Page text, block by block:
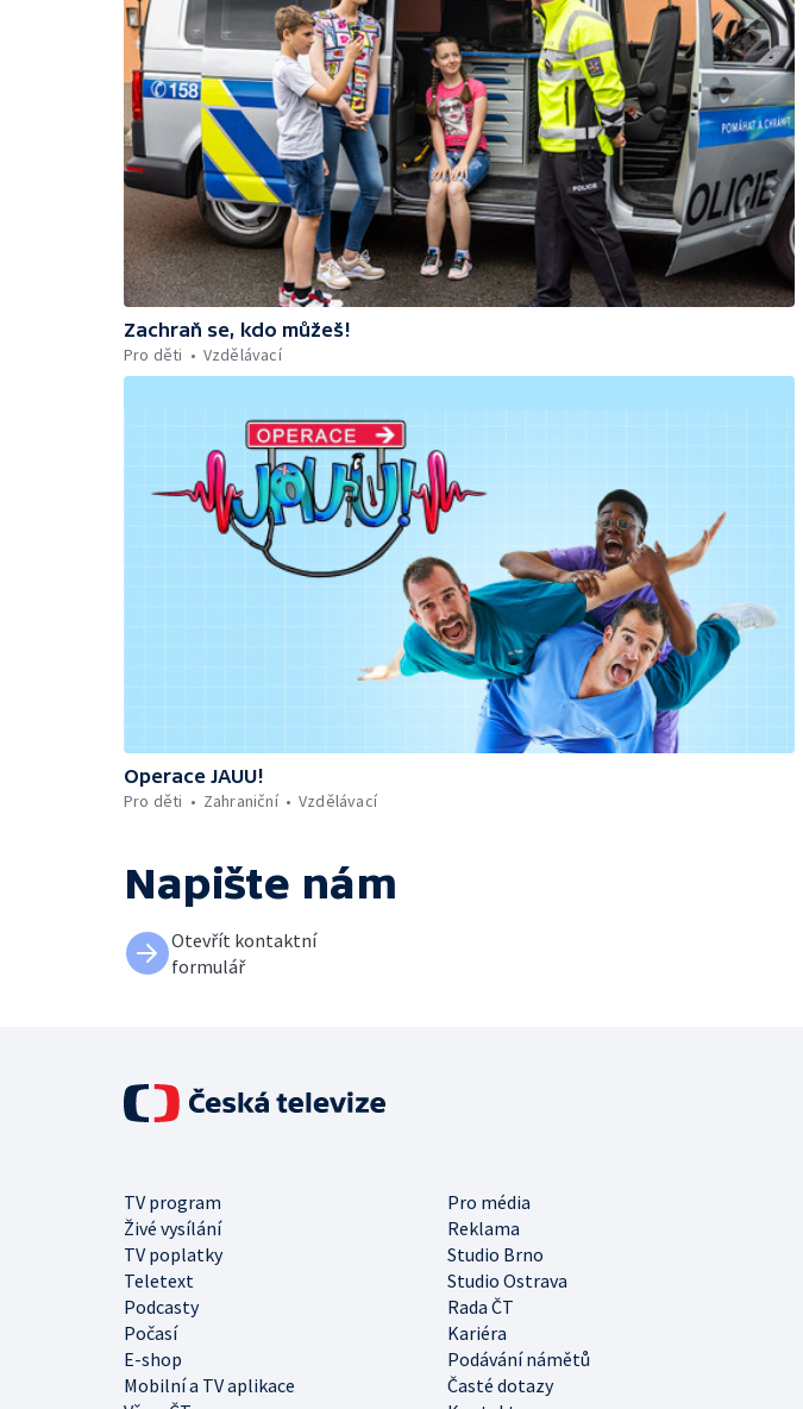
Zachraň se, kdo můžeš!
Pro děti
Vzdělávací
Operace JAUU!
Pro děti
Zahraniční Vzdělávací
Napište nám
Otevřít kontaktní
formulář
TV program
Pro média
Živé vysílání
Reklama
TV poplatky
Studio Brno
Teletext
Studio Ostrava
Podcasty
Rada ČT
Počasí
Kariéra
E-shop
Podávání námětů
Mobilní a TV aplikace
Časté dotazy